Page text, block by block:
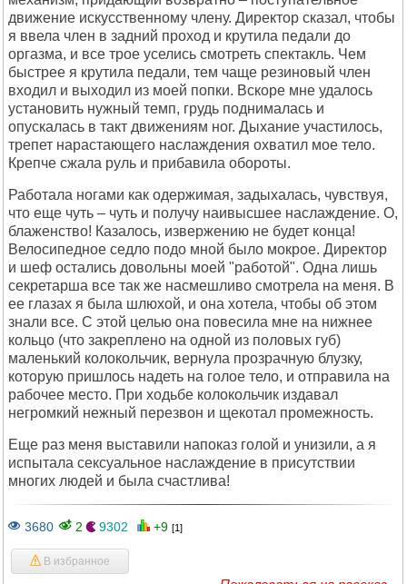
движение искусственному члену. Директор сказал, чтобы
я ввела член в задний проход и крутила педали до
оргазма, и все трое уселись смотреть спектакль. Чем
быстрее я крутила педали, тем чаще резиновый член
входил и выходил из моей попки. Вскоре мне удалось
установить нужный темп, грудь поднималась и
опускалась в такт движениям ног. Дыхание участилось,
трепет нарастающего наслаждения охватил мое тело.
Крепче сжала руль и прибавила обороты.
Работала ногами как одержимая, задыхалась, чувствуя,
что еще чуть – чуть и получу наивысшее наслаждение. О,
блаженство! Казалось, извержению не будет конца!
Велосипедное седло подо мной было мокрое. Директор
и шеф остались довольны моей "работой". Одна лишь
секретарша все так же насмешливо смотрела на меня. В
ее глазах я была шлюхой, и она хотела, чтобы об этом
знали все. С этой целью она повесила мне на нижнее
кольцо (что закреплено на одной из половых губ)
маленький колокольчик, вернула прозрачную блузку,
которую пришлось надеть на голое тело, и отправила на
рабочее место. При ходьбе колокольчик издавал
негромкий нежный перезвон и щекотал промежность.
Еще раз меня выставили напоказ голой и унизили, а я
испытала сексуальное наслаждение в присутствии
многих людей и была счастлива!
3680 2 9302 +9 [1]
В избранное